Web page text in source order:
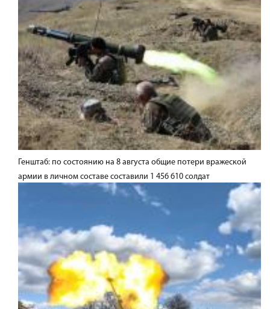
Генштаб: по состоянию на 8 августа общие потери вражеской
армии в личном составе составили 1 456 610 солдат